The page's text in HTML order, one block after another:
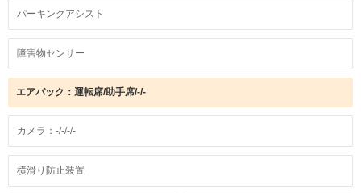
パーキングアシスト
障害物センサー
エアバック：運転席/助手席/-/-
カメラ：-/-/-/-
横滑り防止装置